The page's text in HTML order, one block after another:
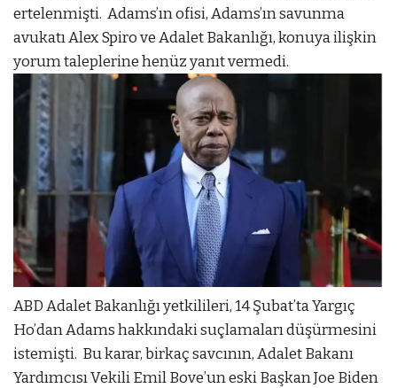
ertelenmişti. Adams’ın ofisi, Adams’ın savunma
avukatı Alex Spiro ve Adalet Bakanlığı, konuya ilişkin
yorum taleplerine henüz yanıt vermedi.
ABD Adalet Bakanlığı yetkilileri, 14 Şubat’ta Yargıç
Ho’dan Adams hakkındaki suçlamaları düşürmesini
istemişti. Bu karar, birkaç savcının, Adalet Bakanı
Yardımcısı Vekili Emil Bove’un eski Başkan Joe Biden